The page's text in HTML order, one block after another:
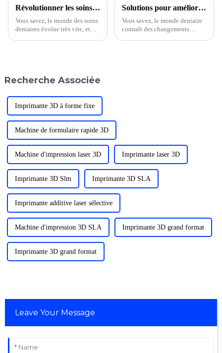
Révolutionner les soins dentaires grâce à des solutions innovantes en matière de matériaux pour prothèses dentaires imprimées en 3D
Vous savez, le monde des soins
dentaires évolue très vite, et
Solutions pour améliorer les soins dentaires grâce à des techniques d'impression 3D innovantes
Vous savez, le monde dentaire
connaît des changements
Recherche Associée
Imprimante 3D à forme fixe
Machine de formulaire rapide 3D
Machine d'impression laser 3D Imprimante laser 3D
Imprimante 3D Slm Imprimante 3D SLA
Imprimante additive laser sélective
Machine d'impression 3D SLA Imprimante 3D grand format
Imprimante 3D grand format
Leave Your Message